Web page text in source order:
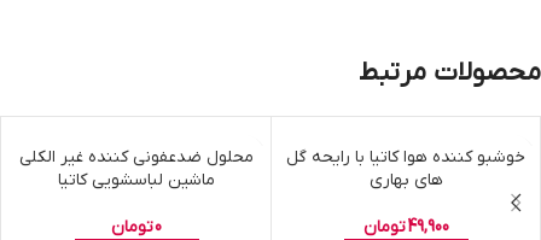
محصولات مرتبط
اتمام موجودی
خوشبو کننده هوا کاتیا با رایحه گل
های بهاری
49,900تومان
اتمام موجودی
محلول ضدعفونی کننده غیر الکلی
ماشین لباسشویی کاتیا
0تومان